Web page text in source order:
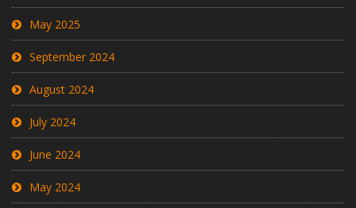
May 2025
September 2024
August 2024
July 2024
June 2024
May 2024